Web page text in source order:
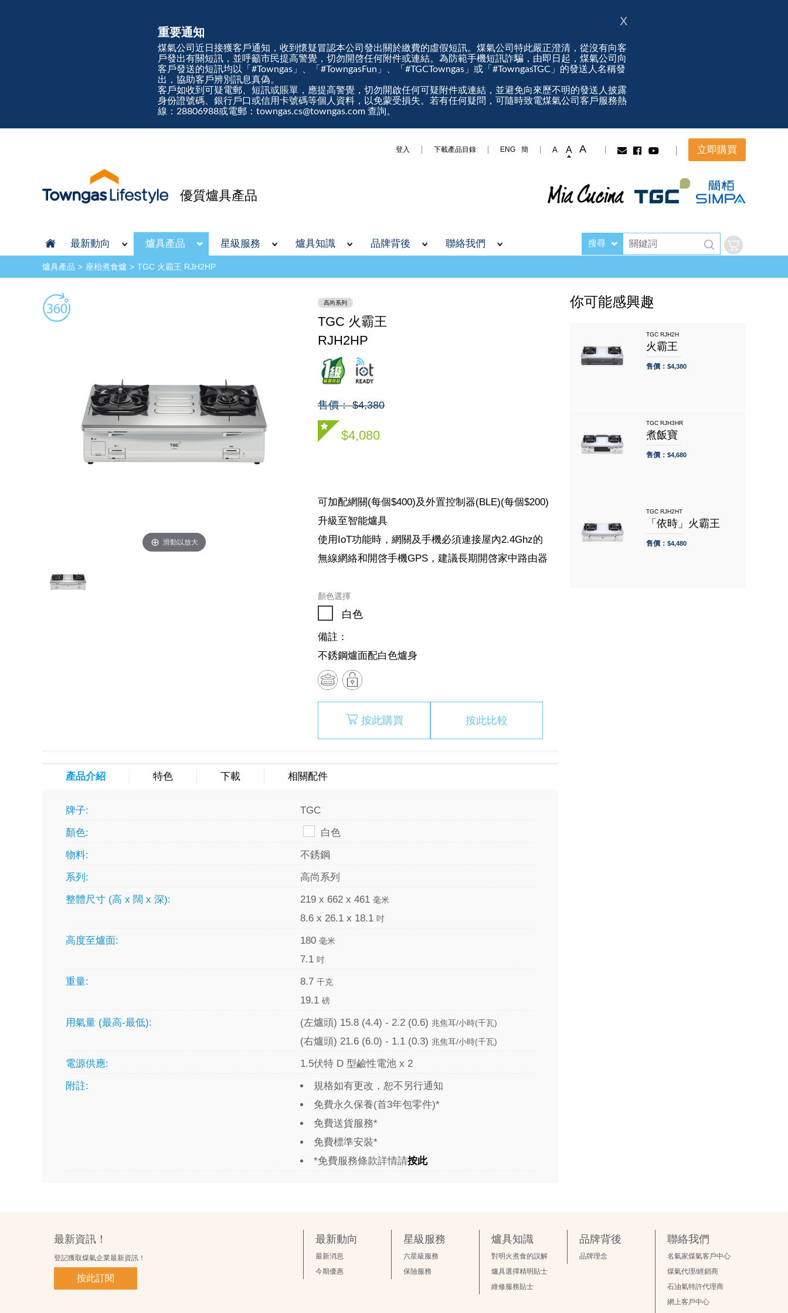
重要通知
煤氣公司近日接獲客戶通知，收到懷疑冒認本公司發出關於繳費的虛假短訊。煤氣公司特此嚴正澄清，從沒有向客
戶發出有關短訊，並呼籲市民提高警覺，切勿開啓任何附件或連結。為防範手機短訊詐騙，由即日起，煤氣公司向
客戶發送的短訊均以「#Towngas」、「#TowngasFun」、「#TGCTowngas」或「#TowngasTGC」的發送人名稱發
出，協助客戶辨別訊息真偽。
客戶如收到可疑電郵、短訊或賬單，應提高警覺，切勿開啟任何可疑附件或連結，並避免向來歷不明的發送人披露
身份證號碼、銀行戶口或信用卡號碼等個人資料，以免蒙受損失。若有任何疑問，可隨時致電煤氣公司客戶服務熱
線：28806988或電郵：towngas.cs@towngas.com 查詢。
X
登入 下載產品目錄 ENG 簡 A A A 立即購買
優質爐具產品
最新動向 爐具產品 星級服務 爐具知識 品牌背後 聯絡我們 搜尋
爐具產品 座枱煮食爐 TGC 火霸王 RJH2HP
滑動以放大
高尚系列
TGC 火霸王
RJH2HP
售價： $4,380
$4,080
可加配網關(每個$400)及外置控制器(BLE)(每個$200)
升級至智能爐具
使用IoT功能時，網關及手機必須連接屋內2.4Ghz的
無線網絡和開啓手機GPS，建議長期開啓家中路由器
顏色選擇
白色
備註：
不銹鋼爐面配白色爐身
按此購買 按此比較
產品介紹 特色 下載 相關配件
牌子:
TGC
顏色:
白色
物料:
不銹鋼
系列:
高尚系列
整體尺寸 (高 x 闊 x 深):
219 x 662 x 461 毫米
8.6 x 26.1 x 18.1 吋
高度至爐面: 180 毫米
7.1 吋
重量: 8.7 千克
19.1 磅
用氣量 (最高-最低): (左爐頭) 15.8 (4.4) - 2.2 (0.6) 兆焦耳/小時(千瓦)
(右爐頭) 21.6 (6.0) - 1.1 (0.3) 兆焦耳/小時(千瓦)
電源供應:
1.5伏特 D 型鹼性電池 x 2
附註:
規格如有更改，恕不另行通知
免費永久保養(首3年包零件)*
免費送貨服務*
免費標準安裝*
*免費服務條款詳情請按此
你可能感興趣
TGC RJH2H
火霸王
售價： $4,380
TGC RJH3HR
煮飯寶
售價： $4,680
TGC RJH2HT
「依時」火霸王
售價： $4,480
最新資訊！
登記獲取煤氣企業最新資訊！
按此訂閱
最新動向
最新消息
今期優惠
星級服務
六星級服務
保險服務
爐具知識
對明火煮食的誤解
爐具選擇精明貼士
維修服務貼士
品牌背後
品牌理念
聯絡我們
名氣家煤氣客戶中心
煤氣代理/經銷商
石油氣特許代理商
網上客戶中心